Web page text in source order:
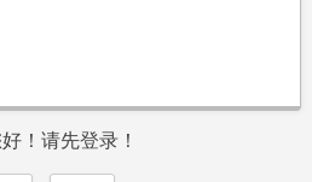
！请先登录！